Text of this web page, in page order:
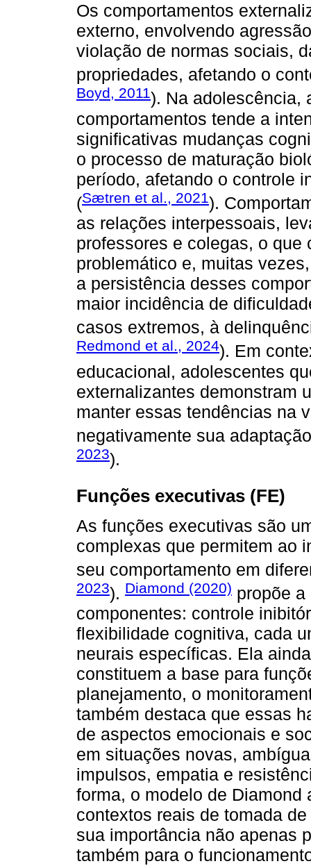
Os comportamentos
externo, envolvendo
violação de normas sociais,
propriedades, afetando o
Boyd, 2011). Na adolescência,
comportamentos tende a
significativas mudanças
o processo de maturação
período, afetando o controle
(Sætren et al., 2021).
as relações interpessoais,
professores e colegas, o
problemático e, muitas
a persistência desses
maior incidência de
casos extremos, à
Redmond et al., 2024). Em
educacional, adolescentes
externalizantes demonstram
manter essas tendências na
negativamente sua
2023).
Funções executivas (FE)
As funções executivas são
complexas que permitem ao
seu comportamento em
2023). Diamond (2020) propõe
componentes: controle
flexibilidade cognitiva, cada
neurais específicas. Ela
constituem a base para
planejamento, o
também destaca que essas
de aspectos emocionais e
em situações novas,
impulsos, empatia e
forma, o modelo de
contextos reais de tomada
sua importância não apenas
também para o